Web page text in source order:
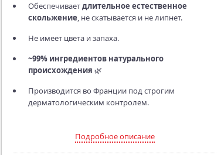
Обеспечиваетдлительное естественное
скольжение, не скатывается и не липнет.
Не имеет цвета и запаха.
~99% ингредиентов натурального
происхождения 🌿
Производится во Франции под строгим
дерматологическим контролем.
Подробное описание